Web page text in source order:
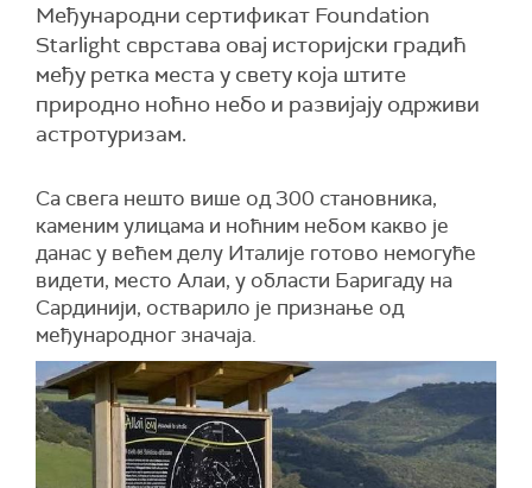
Међународни сертификат Foundation
Starlight сврстава овај историјски градић
међу ретка места у свету која штите
природно ноћно небо и развијају одрживи
астротуризам.
Са свега нешто више од 300 становника,
каменим улицама и ноћним небом какво је
данас у већем делу Италије готово немогуће
видети, место Алаи, у области Баригаду на
Сардинији, остварило је признање од
међународног значаја.